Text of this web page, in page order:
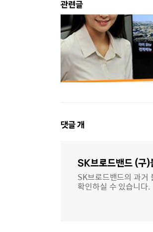
관련글
댓
댓글개
SK브로드밴드 (구)
SK브로드밴드의 과거
확인하실 수 있습니다.